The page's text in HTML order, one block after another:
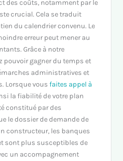
des coûts, notamment par le
crucial. Cela se traduit
du calendrier convenu. Le
erreur peut mener au
Grâce à notre
pouvoir gagner du temps et
administratives et
Lorsque vous faites appel à
la fiabilité de votre plan
constitué par des
le dossier de demande de
constructeur, les banques
sont plus susceptibles de
un accompagnement